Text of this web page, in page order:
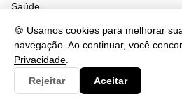
🍪 Usamos cookies para melhorar
navegação. Ao continuar, você
Privacidade
Rejeitar
Aceitar
Saúde
Segurança
Tecnologia
Turismo